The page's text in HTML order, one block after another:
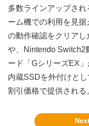
多数ラインアップさ
ーム機での利用を見
の動作確認をクリアし
や、Nintendo Switch2
ード「GシリーズEX
内蔵SSDを外付けと
割引価格で提供される